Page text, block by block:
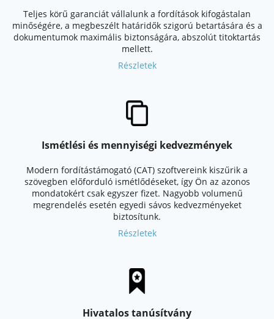
Teljes körű garanciát vállalunk a fordítások kifogástalan
minőségére, a megbeszélt határidők szigorú betartására és a
dokumentumok maximális biztonságára, abszolút titoktartás
mellett.
Részletek
Ismétlési és mennyiségi kedvezmények
Modern fordítástámogató (CAT) szoftvereink kiszűrik a
szövegben előforduló ismétlődéseket, így Ön az azonos
mondatokért csak egyszer fizet. Nagyobb volumenű
megrendelés esetén egyedi sávos kedvezményeket
biztosítunk.
Részletek
Hivatalos tanúsítvány